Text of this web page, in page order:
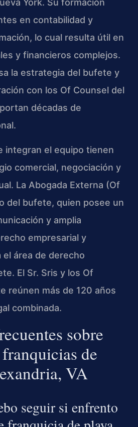
York. Su formación
en contabilidad y
lo cual resulta útil en
y financieros complejos.
la estrategia del bufete y
con los Of Counsel del
décadas de
integran el equipo tienen
comercial, negociación y
La Abogada Externa (Of
del bufete, quien posee un
y amplia
empresarial y
área de derecho
El Sr. Sris y los Of
reúnen más de 120 años
combinada.
sobre
de
VA
seguir si enfrento